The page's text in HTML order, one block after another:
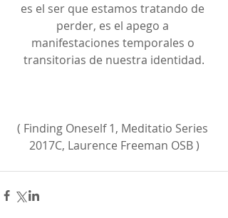
es el ser que estamos tratando de
perder, es el apego a
manifestaciones temporales o
transitorias de nuestra identidad.
( Finding Oneself 1, Meditatio Series
2017C, Laurence Freeman OSB )